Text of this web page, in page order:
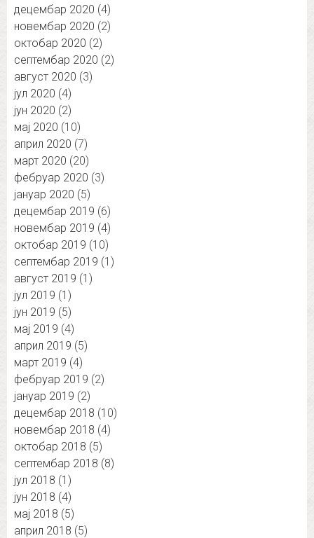
децембар 2020 (4)
новембар 2020 (2)
октобар 2020 (2)
септембар 2020 (2)
август 2020 (3)
јул 2020 (4)
јун 2020 (2)
мај 2020 (10)
април 2020 (7)
март 2020 (20)
фебруар 2020 (3)
јануар 2020 (5)
децембар 2019 (6)
новембар 2019 (4)
октобар 2019 (10)
септембар 2019 (1)
август 2019 (1)
јул 2019 (1)
јун 2019 (5)
мај 2019 (4)
април 2019 (5)
март 2019 (4)
фебруар 2019 (2)
јануар 2019 (2)
децембар 2018 (10)
новембар 2018 (4)
октобар 2018 (5)
септембар 2018 (8)
јул 2018 (1)
јун 2018 (4)
мај 2018 (5)
април 2018 (5)